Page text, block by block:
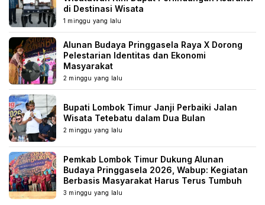
di Destinasi Wisata
1 minggu yang lalu
Alunan Budaya Pringgasela Raya X Dorong
Pelestarian Identitas dan Ekonomi
Masyarakat
2 minggu yang lalu
Bupati Lombok Timur Janji Perbaiki Jalan
Wisata Tetebatu dalam Dua Bulan
2 minggu yang lalu
Pemkab Lombok Timur Dukung Alunan
Budaya Pringgasela 2026, Wabup: Kegiatan
Berbasis Masyarakat Harus Terus Tumbuh
3 minggu yang lalu